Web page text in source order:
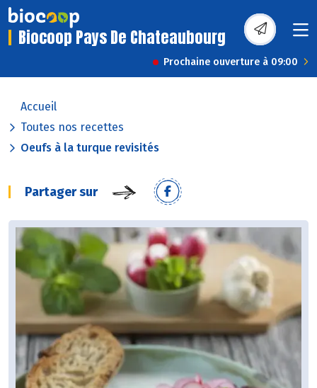
Biocoop Pays De Chateaubourg
Prochaine ouverture à 09:00
Accueil
Toutes nos recettes
Oeufs à la turque revisités
Partager sur